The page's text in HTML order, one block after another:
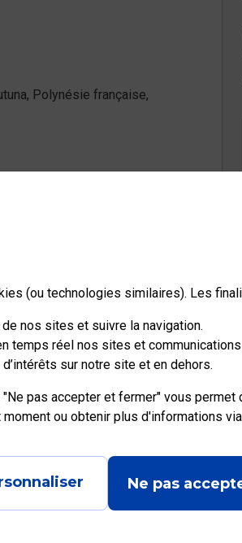
(ou technologies similaires). Les
nos sites et suivre la navigation.
temps réel nos sites et
sur notre site et en dehors.
pas accepter et fermer" vous
ou obtenir plus d'informations via
Ne pas
Polynésie française,
du site|Accessibilité : partiellement conforme|